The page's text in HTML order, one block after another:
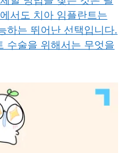
서도 치아 임플란트는
하는 뛰어난 선택입니다.
수술을 위해서는 무엇을